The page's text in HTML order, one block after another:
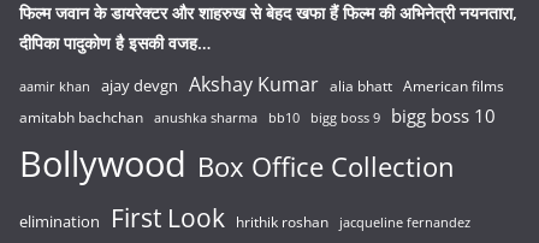
फिल्म जवान के डायरेक्टर और शाहरुख से बेहद खफा हैं फिल्म की अभिनेत्री नयनतारा,
दीपिका पादुकोण है इसकी वजह…
aamir khan ajay devgn Akshay Kumar alia bhatt American films
amitabh bachchan anushka sharma bb10 bigg boss 9 bigg boss 10
Bollywood Box Office Collection
elimination First Look hrithik roshan jacqueline fernandez